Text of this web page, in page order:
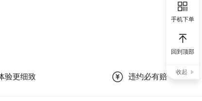
手机下单
回到顶部
收起